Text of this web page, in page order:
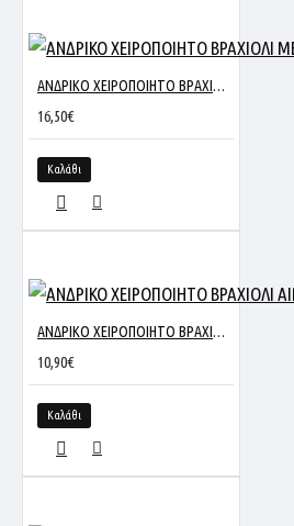
ΑΝΔΡΙΚΟ ΧΕΙΡΟΠΟΙΗΤΟ ΒΡΑΧΙΟΛΙ ΜΕ ΚΟΚΟΦΟΙΝΙΚΑ ΔΟΡΥ ΚΑΙ ΜΠΛΕ ΛΕΠΤΟΜΕΡΕΙΑ
16,50€
Καλάθι
ΑΝΔΡΙΚΟ ΧΕΙΡΟΠΟΙΗΤΟ ΒΡΑΧΙΟΛΙ ΑΙΜΑΤΙΤΗΣ ΜΕ ΣΤΑΥΡΟ ΑΣΗΜΙ
10,90€
Καλάθι